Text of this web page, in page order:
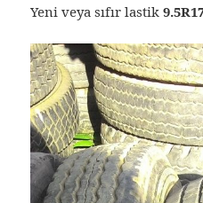
Yeni veya sıfır lastik